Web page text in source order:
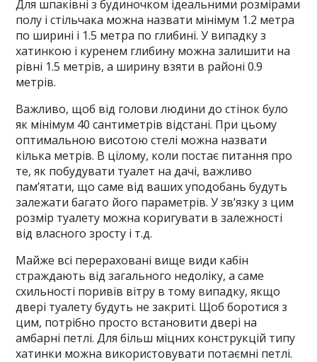
Для шпаківні з будиночком ідеальними розмірами
полу і стільчака можна назвати мінімум 1.2 метра
по ширині і 1.5 метра по глибині. У випадку з
хатинкою і куренем глибину можна залишити на
рівні 1.5 метрів, а ширину взяти в районі 0.9
метрів.
Важливо, щоб від голови людини до стінок було
як мінімум 40 сантиметрів відстані. При цьому
оптимальною висотою стелі можна назвати
кілька метрів. В цілому, коли постає питання про
те, як побудувати туалет на дачі, важливо
пам’ятати, що саме від ваших уподобань будуть
залежати багато його параметрів. У зв’язку з цим
розмір туалету можна коригувати в залежності
від власного зросту і т.д.
Майже всі перераховані вище види кабін
страждають від загального недоліку, а саме
схильності поривів вітру в тому випадку, якщо
двері туалету будуть не закриті. Щоб боротися з
цим, потрібно просто встановити двері на
амбарні петлі. Для більш міцних конструкцій типу
хатинки можна використовувати потаємні петлі.